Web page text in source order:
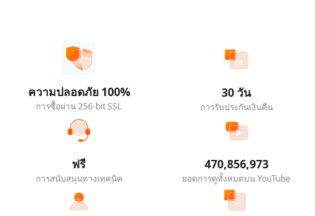
ความปลอดภัย 100%
การซื้อผ่าน 256-bit SSL
30 วัน
การรับประกันเงินคืน
ฟรี
การสนับสนุนทางเทคนิค
470,856,973
ยอดการดูทั้งหมดบน YouTube